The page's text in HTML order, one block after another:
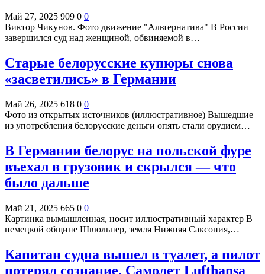
Май 27, 2025 909 0 0
Виктор Чикунов. Фото движение "Альтернатива" В России
завершился суд над женщиной, обвиняемой в…
Старые белорусские купюры снова
«засветились» в Германии
Май 26, 2025 618 0 0
Фото из открытых источников (иллюстративное) Вышедшие
из употребления белорусские деньги опять стали орудием…
В Германии белорус на польской фуре
въехал в грузовик и скрылся — что
было дальше
Май 21, 2025 665 0 0
Картинка вымышленная, носит иллюстративный характер В
немецкой общине Швюльпер, земля Нижняя Саксония,…
Капитан судна вышел в туалет, а пилот
потерял сознание. Самолет Lufthansa